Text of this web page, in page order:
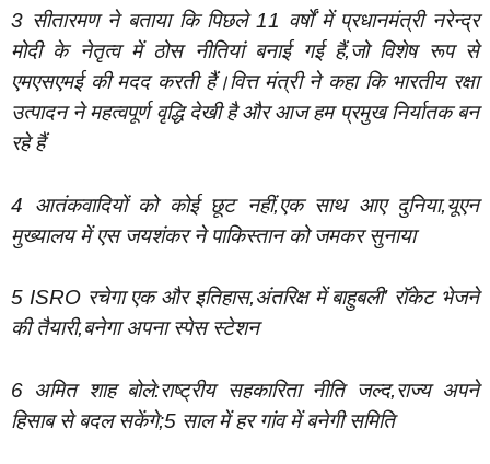
3 सीतारमण ने बताया कि पिछले 11 वर्षों में प्रधानमंत्री नरेन्द्र
मोदी के नेतृत्व में ठोस नीतियां बनाई गई हैं,जो विशेष रूप से
एमएसएमई की मदद करती हैं।वित्त मंत्री ने कहा कि भारतीय रक्षा
उत्पादन ने महत्वपूर्ण वृद्धि देखी है और आज हम प्रमुख निर्यातक बन
रहे हैं
4 आतंकवादियों को कोई छूट नहीं,एक साथ आए दुनिया,यूएन
मुख्यालय में एस जयशंकर ने पाकिस्तान को जमकर सुनाया
5 ISRO रचेगा एक और इतिहास,अंतरिक्ष में बाहुबली’ रॉकेट भेजने
की तैयारी,बनेगा अपना स्पेस स्टेशन
6 अमित शाह बोले:राष्ट्रीय सहकारिता नीति जल्द,राज्य अपने
हिसाब से बदल सकेंगे;5 साल में हर गांव में बनेगी समिति